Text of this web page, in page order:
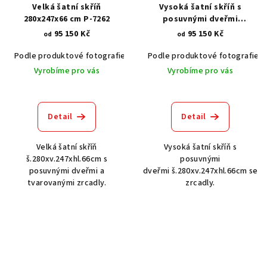
Velká šatní skříň
280x247x66 cm P-7262
od 95 150 Kč
Podle produktové fotografie
Akát vintage BT1551
Dub světlý
Vyrobíme pro vás
Detail
Velká šatní skříň
š.280xv.247xhl.66cm s
posuvnými dveřmi a
tvarovanými zrcadly.
Vysoká šatní skříň s
posuvnými dveřmi
280x247x66 cm P-7282
od 95 150 Kč
Podle produktové fotografie
Vyrobíme pro vás
Detail
Vysoká šatní skříň s
posuvnými
dveřmi š.280xv.247xhl.66cm se
zrcadly.